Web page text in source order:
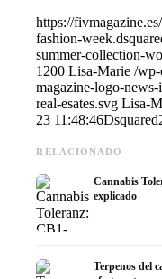
https://
fashion-
summer-collection-
1200 Lisa-Marie /wp-
magazine-logo-
real-esates.svg Lisa-
23 11:48:46
RELACIONADO
Cannabis
explicado
Terpenos del